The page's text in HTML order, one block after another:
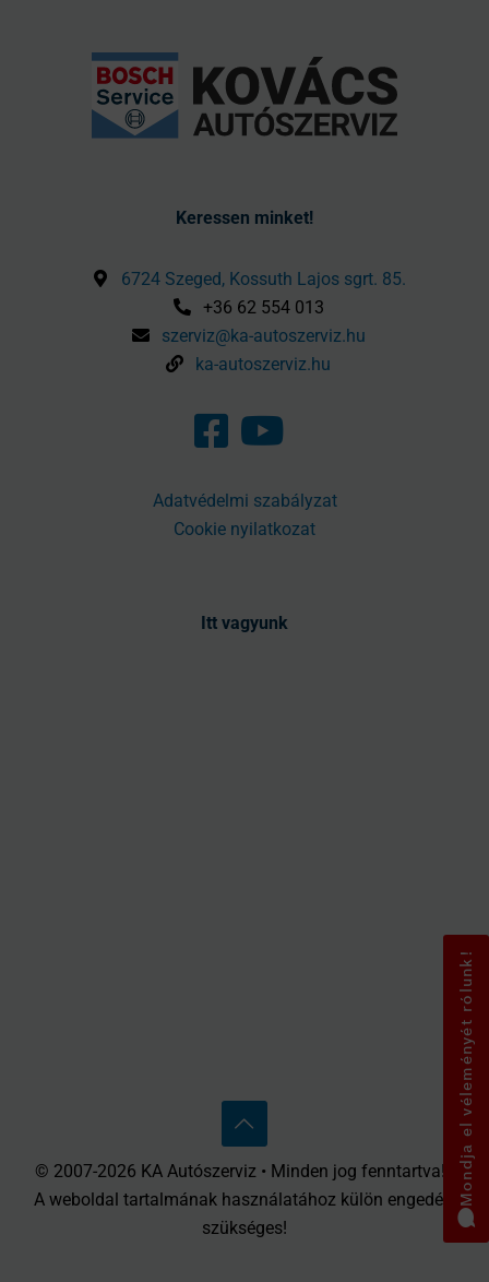
Keressen minket!
6724 Szeged, Kossuth Lajos sgrt. 85.
+36 62 554 013
szerviz@ka-autoszerviz.hu
ka-autoszerviz.hu
Adatvédelmi szabályzat
Cookie nyilatkozat
Itt vagyunk
Mondja el véleményét rólunk!
© 2007-2026 KA Autószerviz • Minden jog fenntartva! •
A weboldal tartalmának használatához külön engedély
szükséges!